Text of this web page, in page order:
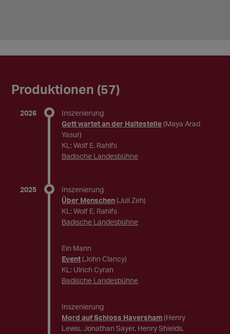
Produktionen (57)
2026
Inszenierung
Gott wartet an der Haltestelle (Maya Arad
Yasur)
KL: Wolf E. Rahlfs
Badische Landesbühne
2025
Inszenierung
Über Menschen (Juli Zeh)
KL: Wolf E. Rahlfs
Badische Landesbühne
Ein Mann
Event (John Clancy)
KL: Ulrich Cyran
Badische Landesbühne
Inszenierung
Mord auf Schloss Haversham (Henry
Lewis, Jonathan Sayer, Henry Shields,